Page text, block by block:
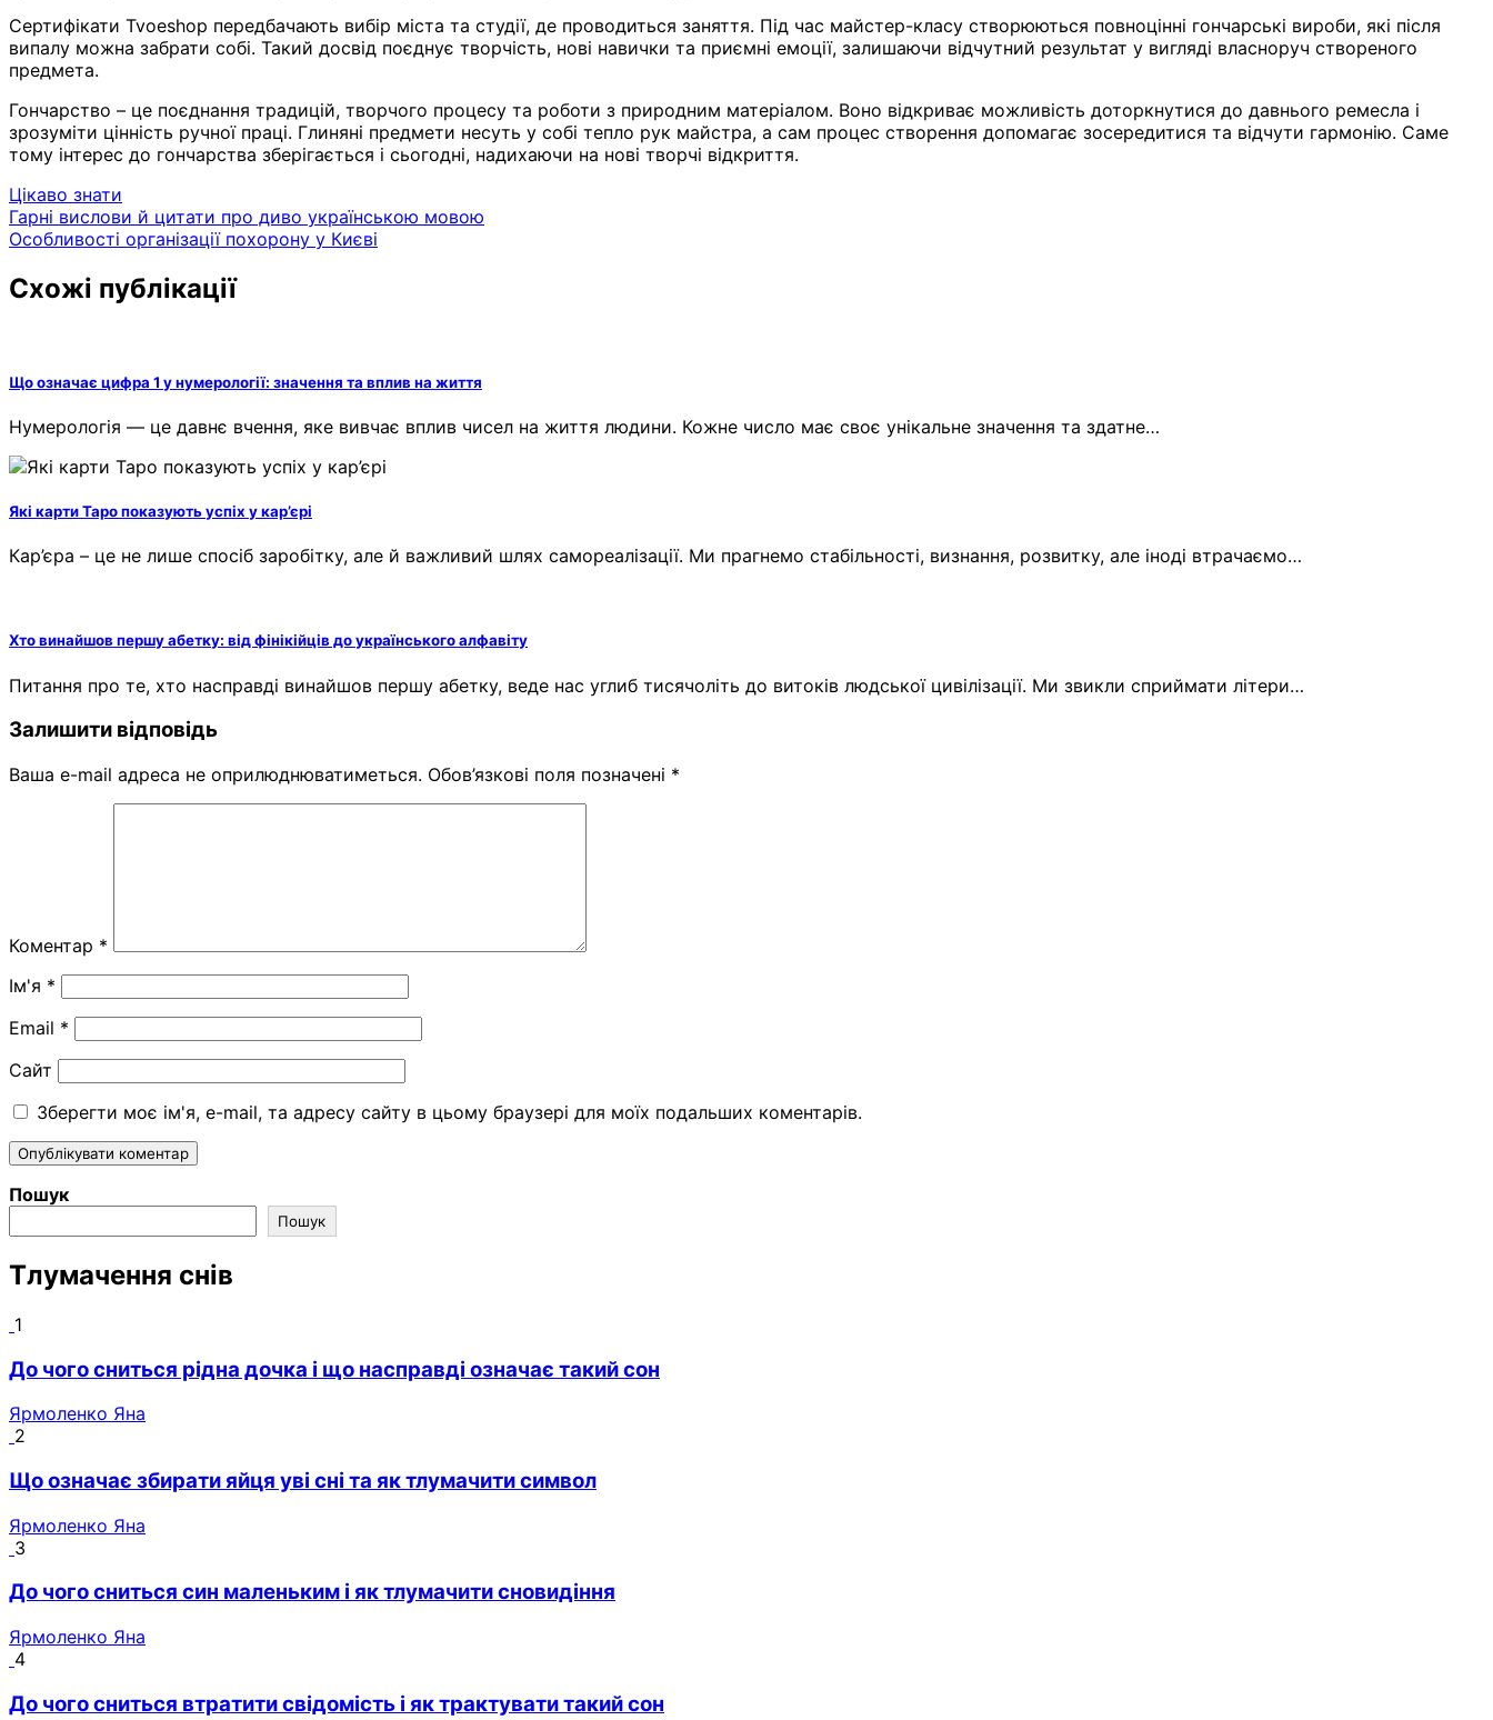
Сертифікати Tvoeshop передбачають вибір міста та студії, де проводиться заняття. Під час майстер-класу створюються повноцінні гончарські вироби, які після
випалу можна забрати собі. Такий досвід поєднує творчість, нові навички та приємні емоції, залишаючи відчутний результат у вигляді власноруч створеного
предмета.
Гончарство – це поєднання традицій, творчого процесу та роботи з природним матеріалом. Воно відкриває можливість доторкнутися до давнього ремесла і
зрозуміти цінність ручної праці. Глиняні предмети несуть у собі тепло рук майстра, а сам процес створення допомагає зосередитися та відчути гармонію. Саме
тому інтерес до гончарства зберігається і сьогодні, надихаючи на нові творчі відкриття.
Цікаво знати
Навігація
записів
Гарні вислови й цитати про диво українською мовою
Особливості організації похорону у Києві
Схожі публікації
Що означає цифра 1 у нумерології: значення та вплив на життя
Нумерологія — це давнє вчення, яке вивчає вплив чисел на життя людини. Кожне число має своє унікальне значення та здатне…
Які карти Таро показують успіх у кар’єрі
Кар’єра – це не лише спосіб заробітку, але й важливий шлях самореалізації. Ми прагнемо стабільності, визнання, розвитку, але іноді втрачаємо…
Хто винайшов першу абетку: від фінікійців до українського алфавіту
Питання про те, хто насправді винайшов першу абетку, веде нас углиб тисячоліть до витоків людської цивілізації. Ми звикли сприймати літери…
Залишити відповідь
Ваша e-mail адреса не оприлюднюватиметься. Обов’язкові поля позначені *
Коментар *
Ім'я *
Email *
Сайт
Зберегти моє ім'я, e-mail, та адресу сайту в цьому браузері для моїх подальших коментарів.
Пошук
Пошук
Тлумачення снів
1
До чого сниться рідна дочка і що насправді означає такий сон
Ярмоленко Яна
2
Що означає збирати яйця уві сні та як тлумачити символ
Ярмоленко Яна
3
До чого сниться син маленьким і як тлумачити сновидіння
Ярмоленко Яна
4
До чого сниться втратити свідомість і як трактувати такий сон